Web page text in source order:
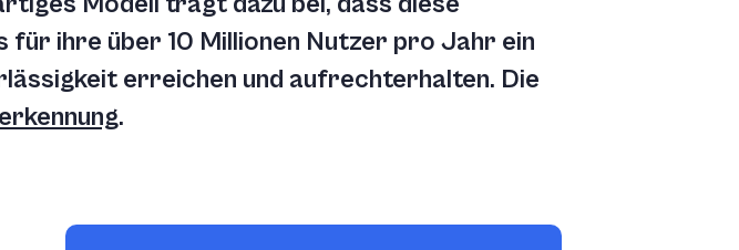
ihre über 10 Millionen Nutzer pro Jahr ein
erreichen und aufrechterhalten. Die
.